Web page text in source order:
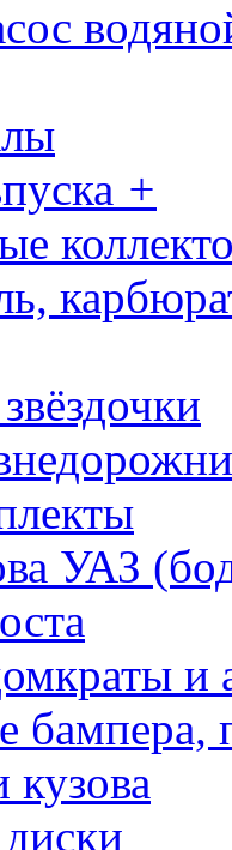
+
УАЗ
и
бампера,
кузова